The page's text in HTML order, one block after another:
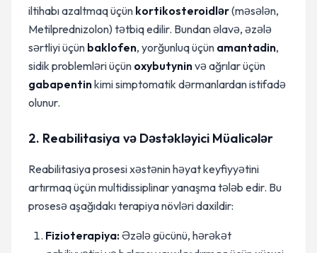
iltihabı azaltmaq üçün kortikosteroidlər(məsələn,
Metilprednizolon) tətbiq edilir. Bundan əlavə, əzələ
sərtliyi üçün baklofen, yorğunluq üçün amantadin,
sidik problemləri üçün oxybutyninvə ağrılar üçün
gabapentinkimi simptomatik dərmanlardan istifadə
olunur.
2. Reabilitasiya və Dəstəkləyici Müalicələr
Reabilitasiya prosesi xəstənin həyat keyfiyyətini
artırmaq üçün multidissiplinar yanaşma tələb edir. Bu
prosesə aşağıdakı terapiya növləri daxildir:
Fizioterapiya:Əzələ gücünü, hərəkət